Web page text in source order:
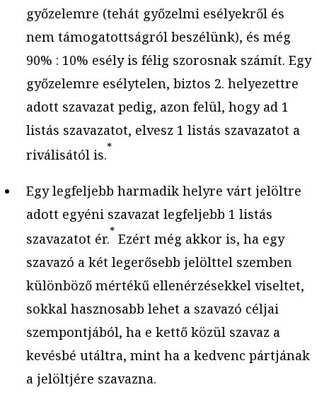
győzelemre (tehát győzelmi esélyekről és
nem támogatottságról beszélünk), és még
90% : 10% esély is félig szorosnak számít. Egy
győzelemre esélytelen, biztos 2. helyezettre
adott szavazat pedig, azon felül, hogy ad 1
listás szavazatot, elvesz 1 listás szavazatot a
riválisától is.*
Egy legfeljebb harmadik helyre várt jelöltre
adott egyéni szavazat legfeljebb 1 listás
szavazatot ér.* Ezért még akkor is, ha egy
szavazó a két legerősebb jelölttel szemben
különböző mértékű ellenérzésekkel viseltet,
sokkal hasznosabb lehet a szavazó céljai
szempontjából, ha e kettő közül szavaz a
kevésbé utáltra, mint ha a kedvenc pártjának
a jelöltjére szavazna.